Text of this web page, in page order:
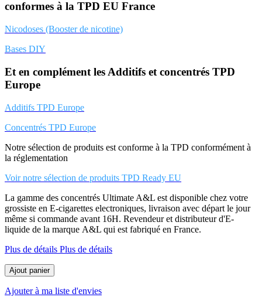
conformes à la TPD EU France
Nicodoses (Booster de nicotine)
Bases DIY
Et en complément les Additifs et concentrés TPD
Europe
Additifs TPD Europe
Concentrés TPD Europe
Notre sélection de produits est conforme à la TPD conformément à
la réglementation
Voir notre sélection de produits TPD Ready EU
La gamme des concentrés Ultimate A&L est disponible chez votre
grossiste en E-cigarettes electroniques, livraison avec départ le jour
même si commande avant 16H. Revendeur et distributeur d'E-
liquide de la marque A&L qui est fabriqué en France.
Plus de détails Plus de détails
Ajout panier
Ajouter à ma liste d'envies